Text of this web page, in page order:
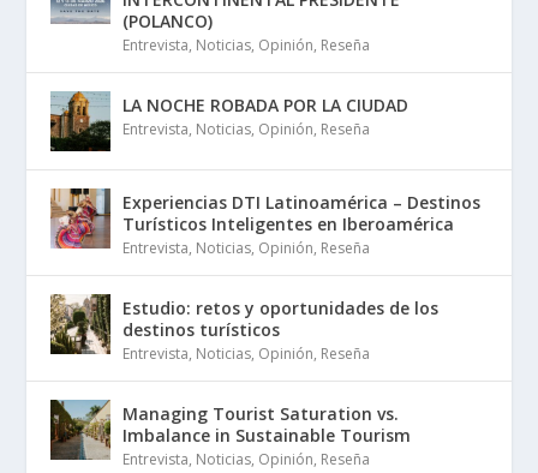
(POLANCO)
Entrevista, Noticias, Opinión, Reseña
LA NOCHE ROBADA POR LA CIUDAD
Entrevista, Noticias, Opinión, Reseña
Experiencias DTI Latinoamérica – Destinos
Turísticos Inteligentes en Iberoamérica
Entrevista, Noticias, Opinión, Reseña
Estudio: retos y oportunidades de los
destinos turísticos
Entrevista, Noticias, Opinión, Reseña
Managing Tourist Saturation vs.
Imbalance in Sustainable Tourism
Entrevista, Noticias, Opinión, Reseña